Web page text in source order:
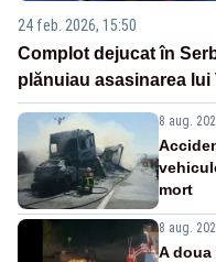
24 feb. 2026, 15:50
Complot dejucat în
plănuiau asasinarea lui
8 aug.
mort
8 aug.
A